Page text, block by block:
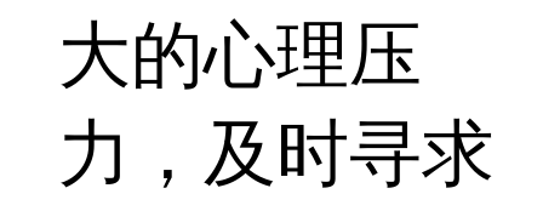
大的心理压
力，及时寻求